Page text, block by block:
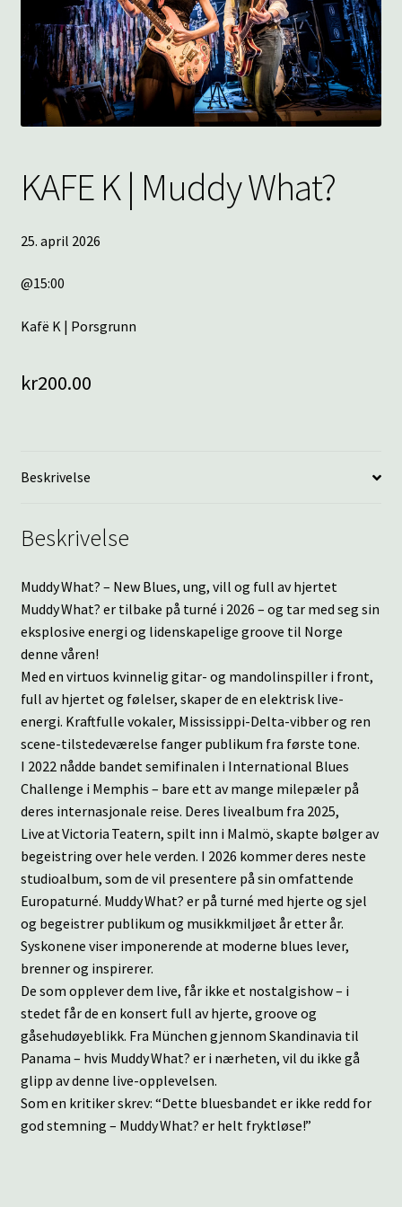
KONTAKT
SPØRSMÅL OG SVAR
HANDLEKURV
KAFE K | Muddy What?
25. april 2026
@15:00
Kafë K | Porsgrunn
kr200.00
Beskrivelse
Beskrivelse
Muddy What? – New Blues, ung, vill og full av hjertet
Muddy What? er tilbake på turné i 2026 – og tar med seg sin
eksplosive energi og lidenskapelige groove til Norge
denne våren!
Med en virtuos kvinnelig gitar- og mandolinspiller i front,
full av hjertet og følelser, skaper de en elektrisk live-
energi. Kraftfulle vokaler, Mississippi-Delta-vibber og ren
scene-tilstedeværelse fanger publikum fra første tone.
I 2022 nådde bandet semifinalen i International Blues
Challenge i Memphis – bare ett av mange milepæler på
deres internasjonale reise. Deres livealbum fra 2025,
Live at Victoria Teatern, spilt inn i Malmö, skapte bølger av
begeistring over hele verden. I 2026 kommer deres neste
studioalbum, som de vil presentere på sin omfattende
Europaturné. Muddy What? er på turné med hjerte og sjel
og begeistrer publikum og musikkmiljøet år etter år.
Syskonene viser imponerende at moderne blues lever,
brenner og inspirerer.
De som opplever dem live, får ikke et nostalgishow – i
stedet får de en konsert full av hjerte, groove og
gåsehudøyeblikk. Fra München gjennom Skandinavia til
Panama – hvis Muddy What? er i nærheten, vil du ikke gå
glipp av denne live-opplevelsen.
Som en kritiker skrev: “Dette bluesbandet er ikke redd for
god stemning – Muddy What? er helt fryktløse!”